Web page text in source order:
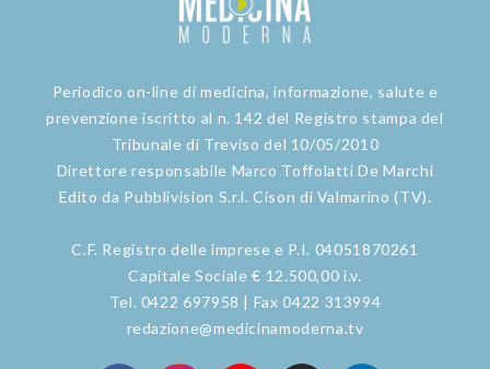
Periodico on-line di medicina, informazione, salute e
prevenzione iscritto al n. 142 del Registro stampa del
Tribunale di Treviso del 10/05/2010
Direttore responsabile Marco Toffolatti De Marchi
Edito da Pubblivision S.r.l. Cison di Valmarino (TV).
C.F. Registro delle imprese e P.I. 04051870261
Capitale Sociale € 12.500,00 i.v.
Tel. 0422 697958 | Fax 0422 313994
redazione@medicinamoderna.tv